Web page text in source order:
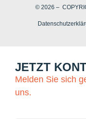
© 2026 –
JETZT
Melden Sie sich
uns.